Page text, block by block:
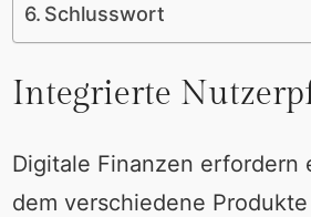
Schlusswort
Integrierte
Digitale Finanzen erfordern
dem verschiedene